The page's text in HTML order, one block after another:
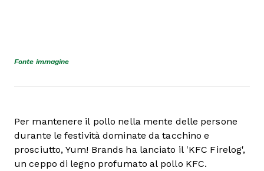
Fonte immagine
Per mantenere il pollo nella mente delle persone
durante le festività dominate da tacchino e
prosciutto, Yum! Brands ha lanciato il 'KFC Firelog',
un ceppo di legno profumato al pollo KFC.